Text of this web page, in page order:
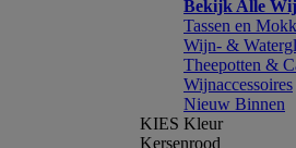
Bekijk Alle
Tassen en
Wijn- &
Theepotten &
Wijnaccessoires
Nieuw Binnen
KIES Kleur
Kersenrood